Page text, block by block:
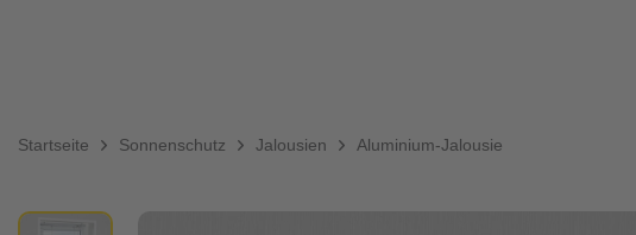
Startseite Sonnenschutz Jalousien Aluminium-Jalousie